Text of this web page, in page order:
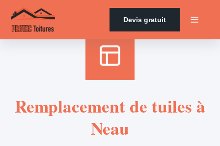
Devis gratuit
Remplacement de tuiles à
Neau